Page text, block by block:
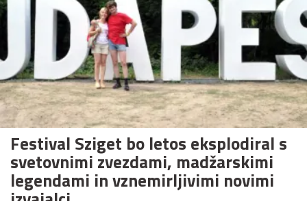
Festival Sziget bo letos eksplodiral s
svetovnimi zvezdami, madžarskimi
legendami in vznemirljivimi novimi